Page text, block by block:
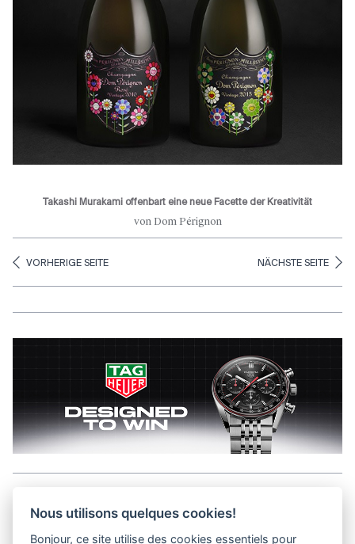
Takashi Murakami offenbart eine neue Facette der Kreativität
von Dom Pérignon
VORHERIGE SEITE NÄCHSTE SEITE
Nous utilisons quelques cookies!
Bonjour, ce site utilise des cookies essentiels pour